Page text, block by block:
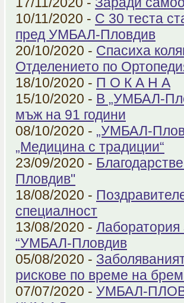
10/11/2020 - С 30 теста
пред УМБАЛ-Пловдив
20/10/2020 - Спасиха
Отделението по
18/10/2020 - П О К А Н А
15/10/2020 - В „УМБАЛ-
мъж на 91 години
08/10/2020 - „УМБАЛ-
„Медицина с традиции“
23/09/2020 -
Пловдив"
18/08/2020 -
специалност
13/08/2020 - Лаборатория
“УМБАЛ-Пловдив
05/08/2020 -
рискове по време на
07/07/2020 - УМБАЛ-